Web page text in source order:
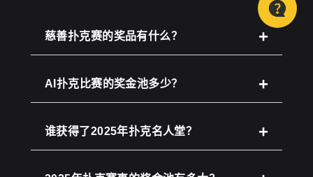
慈善扑克赛的奖品有什么？
AI扑克比赛的奖金池多少？
谁获得了2025年扑克名人堂？